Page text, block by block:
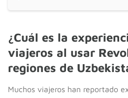
¿Cuál es la
viajeros al usar
regiones de
Muchos viajeros han reportado